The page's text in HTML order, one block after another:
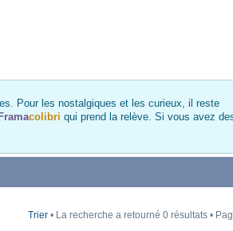
Pour les nostalgiques et les curieux, il reste
Framacolibri qui prend la relève. Si vous avez
Trier • La recherche a retourné 0 résultats •